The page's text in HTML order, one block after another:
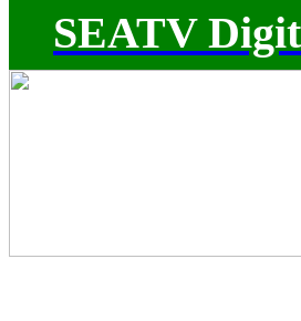
SEATV